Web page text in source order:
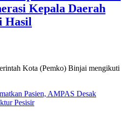
Kepala Daerah
Hasil
Kota (Pemko) Binjai mengikuti